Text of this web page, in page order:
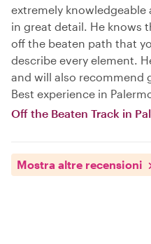
extremely
in great detail. He knows
off the beaten path that
describe every element.
and will also recommend
Best experience in
Off the Beaten Track in
Mostra altre recensioni